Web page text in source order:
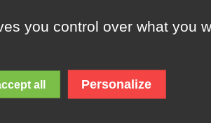
ADRESSE
Chirac
16 boulevard de la
you control over what you
all Personalize